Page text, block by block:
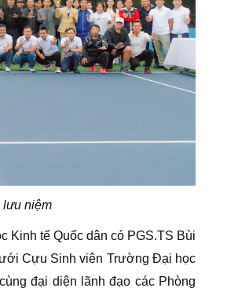
lưu niệm
Kinh tế Quốc dân có PGS.TS Bùi
Cựu Sinh viên Trường Đại học
đại diện lãnh đạo các Phòng